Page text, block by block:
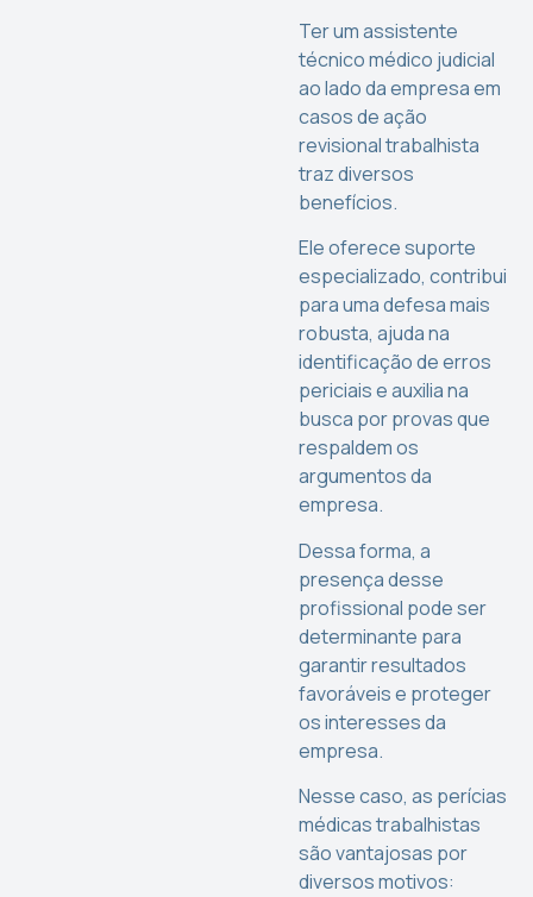
Ter um assistente
técnico médico judicial
ao lado da empresa em
casos de ação
revisional trabalhista
traz diversos
benefícios.
Ele oferece suporte
especializado, contribui
para uma defesa mais
robusta, ajuda na
identificação de erros
periciais e auxilia na
busca por provas que
respaldem os
argumentos da
empresa.
Dessa forma, a
presença desse
profissional pode ser
determinante para
garantir resultados
favoráveis e proteger
os interesses da
empresa.
Nesse caso, as perícias
médicas trabalhistas
são vantajosas por
diversos motivos: